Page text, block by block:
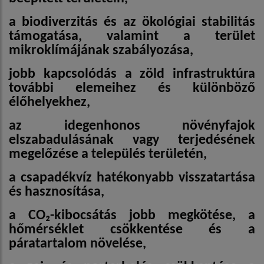
a biodiverzitás és az ökológiai stabilitás
támogatása, valamint a terület
mikroklímájának szabályozása,
jobb kapcsolódás a zöld infrastruktúra
további elemeihez és különböző
élőhelyekhez,
az idegenhonos növényfajok
elszabadulásának vagy terjedésének
megelőzése a település területén,
a csapadékvíz hatékonyabb visszatartása
és hasznosítása,
a CO₂-kibocsátás jobb megkötése, a
hőmérséklet csökkentése és a
páratartalom növelése,